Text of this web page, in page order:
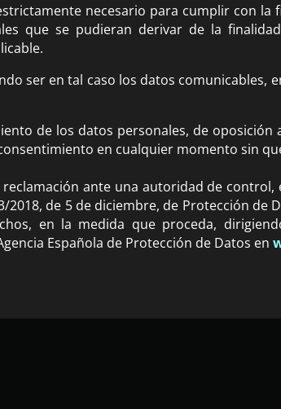
necesario para cumplir con la
que se pudieran derivar de la
ser en tal caso los datos comunicables,
de los datos personales, de oposición
en cualquier momento sin
ante una autoridad de control,
de 5 de diciembre, de Protección de
en la medida que proceda,
Española de Protección de Datos en